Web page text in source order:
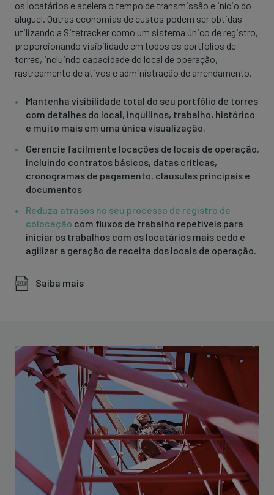
os locatários e acelera o tempo de transmissão e início do
aluguel. Outras economias de custos podem ser obtidas
utilizando a Sitetracker como um sistema único de registro,
proporcionando visibilidade em todos os portfólios de
torres, incluindo capacidade do local de operação,
rastreamento de ativos e administração de arrendamento.
Mantenha visibilidade total do seu portfólio de torres
com detalhes do local, inquilinos, trabalho, histórico
e muito mais em uma única visualização.
Gerencie facilmente locações de locais de operação,
incluindo contratos básicos, datas críticas,
cronogramas de pagamento, cláusulas principais e
documentos
Reduza atrasos no seu processo de registro de
colocação com fluxos de trabalho repetíveis para
iniciar os trabalhos com os locatários mais cedo e
agilizar a geração de receita dos locais de operação.
Saiba mais